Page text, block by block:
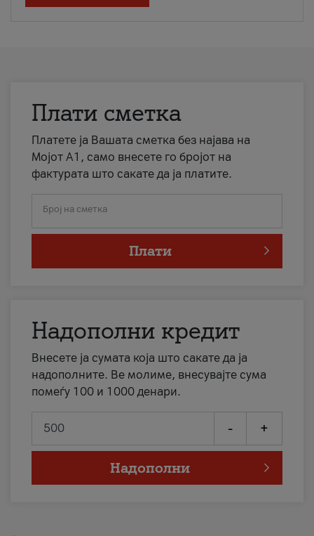
Плати сметка
Платете ја Вашата сметка без најава на
Мојот А1, само внесете го бројот на
фактурата што сакате да ја платите.
Број на сметка
Плати
Надополни кредит
Внесете ја сумата која што сакате да ја
надополните. Ве молиме, внесувајте сума
помеѓу 100 и 1000 денари.
- +
Надополни